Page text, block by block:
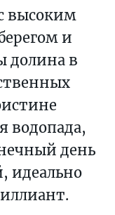
высоким
и
долина в
водопада,
день
идеально